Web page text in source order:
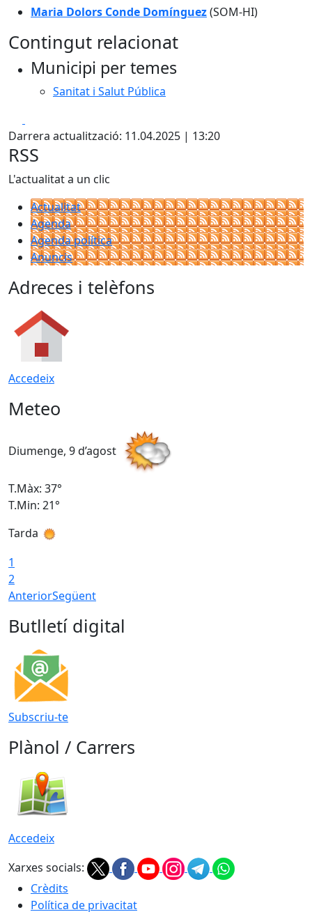
Maria Dolors Conde Domínguez(SOM-HI)
Contingut relacionat
Municipi per temes
Sanitat i Salut Pública
Darrera actualització: 11.04.2025 | 13:20
RSS
L'actualitat a un clic
Actualitat
Agenda
Agenda política
Anuncis
Adreces i telèfons
Accedeix
Meteo
Diumenge, 9 d’agost
T.Màx: 37°
T.Min: 21°
Tarda
1
2
AnteriorSegüent
Butlletí digital
Subscriu-te
Plànol / Carrers
Accedeix
Xarxes socials:
Crèdits
Política de privacitat